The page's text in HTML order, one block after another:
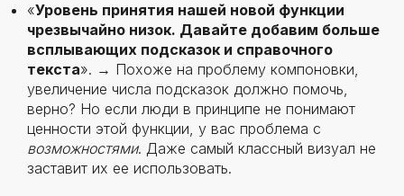
«Уровень принятия нашей новой функции
чрезвычайно низок. Давайте добавим больше
всплывающих подсказок и справочного
текста». → Похоже на проблему компоновки,
увеличение числа подсказок должно помочь,
верно? Но если люди в принципе не понимают
ценности этой функции, у вас проблема с
возможностями. Даже самый классный визуал не
заставит их ее использовать.